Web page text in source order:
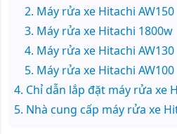
Máy rửa xe Hitachi AW150
Máy rửa xe Hitachi 1800w
Máy rửa xe Hitachi AW130
Máy rửa xe Hitachi AW100
Chỉ dẫn lắp đặt máy rửa xe
Nhà cung cấp máy rửa xe